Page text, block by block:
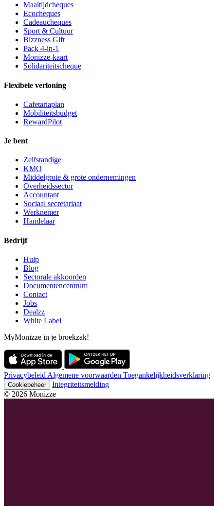
Maaltijdcheques
Ecocheques
Cadeaucheques
Sport & Cultuur
Bizzness Gift
Pack 4-in-1
Monizze-kaart
Solidariteitscheque
Flexibele verloning
Cafetariaplan
Mobiliteitsbudget
RewardPilot
Je bent
Zelfstandige
KMO
Middelgrote & grote ondernemingen
Overheidssector
Accountant
Sociaal secretariaat
Werknemer
Handelaar
Bedrijf
Hulp
Blog
Sectorale akkoorden
Documentencentrum
Contact
Jobs
Dealzz
White Label
MyMonizze in je broekzak!
Privacybeleid Algemene voorwaarden Toegankelijkheidsverklaring
Cookiebeheer
Integriteitsmelding
© 2026 Monizze